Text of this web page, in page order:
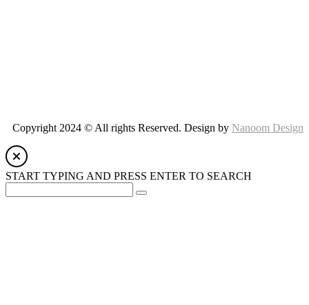
Copyright 2024 © All rights Reserved. Design by Nanoom Design
START TYPING AND PRESS ENTER TO SEARCH